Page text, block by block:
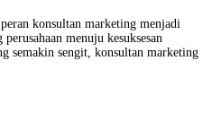
konsultan marketing menjadi
menuju kesuksesan
semakin sengit, konsultan marketing